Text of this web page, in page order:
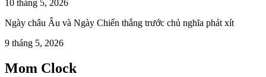
10 tháng 5, 2026
Ngày châu Âu và Ngày Chiến thắng trước chủ nghĩa phát xít
9 tháng 5, 2026
Mom Clock